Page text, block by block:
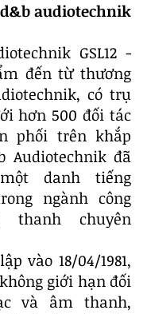
audiotechnik
GSL12 -
đến từ thương
có trụ
hơn 500 đối tác
phối trên khắp
Audiotechnik đã
danh tiếng
ngành công
thanh chuyên
vào 18/04/1981,
giới hạn đối
và âm thanh,